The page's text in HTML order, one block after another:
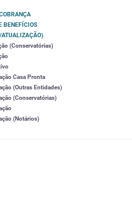
BENEFÍCIOS
(Conservatórias)
Casa Pronta
(Outras Entidades)
(Conservatórias)
(Notários)